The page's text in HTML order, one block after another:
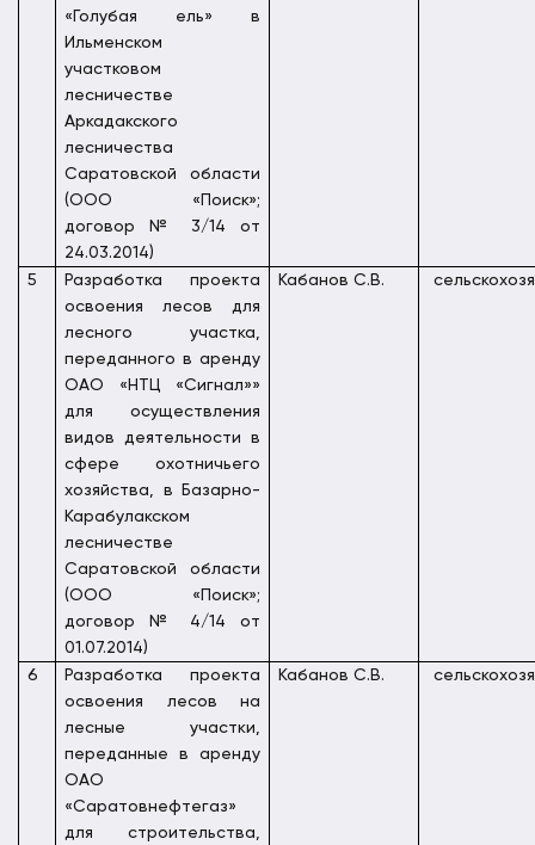
«Голубая ель» в
Ильменском
участковом
лесничестве
Аркадакского
лесничества
Саратовской области
(ООО «Поиск»;
договор № 3/14 от
24.03.2014)
5
Разработка проекта
освоения лесов для
лесного участка,
переданного в аренду
ОАО «НТЦ «Сигнал»»
для осуществления
видов деятельности в
сфере охотничьего
хозяйства, в Базарно-
Карабулакском
лесничестве
Саратовской области
(ООО «Поиск»;
договор № 4/14 от
01.07.2014)
Кабанов С.В.
6
Разработка проекта
освоения лесов на
лесные участки,
переданные в аренду
ОАО
«Саратовнефтегаз»
для строительства,
Кабанов С.В.